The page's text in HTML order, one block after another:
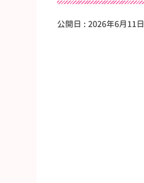
公開日 : 2026年6月11日